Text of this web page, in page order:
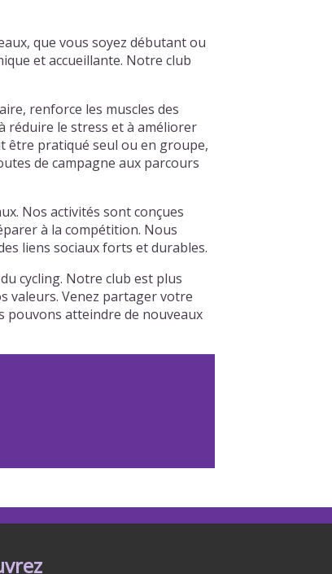
que vous soyez débutant ou
et accueillante. Notre club
renforce les muscles des
réduire le stress et à améliorer
être pratiqué seul ou en groupe,
de campagne aux parcours
Nos activités sont conçues
à la compétition. Nous
liens sociaux forts et durables.
cycling. Notre club est plus
valeurs. Venez partager votre
pouvons atteindre de nouveaux